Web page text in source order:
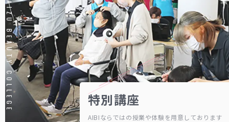
特別講座
AIBIならではの授業や体験を用意しております
AIZU BEAUTY COLLEGE